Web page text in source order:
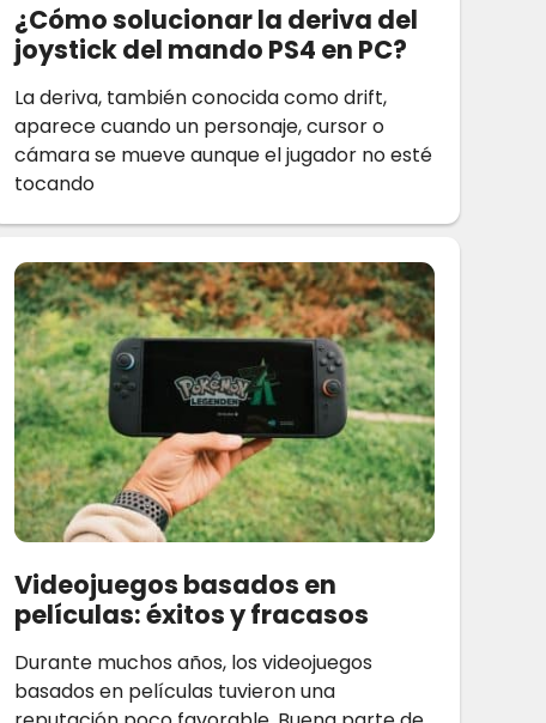
¿Cómo solucionar la deriva del
joystick del mando PS4 en PC?
La deriva, también conocida como drift,
aparece cuando un personaje, cursor o
cámara se mueve aunque el jugador no esté
tocando
Videojuegos basados en
películas: éxitos y fracasos
Durante muchos años, los videojuegos
basados en películas tuvieron una